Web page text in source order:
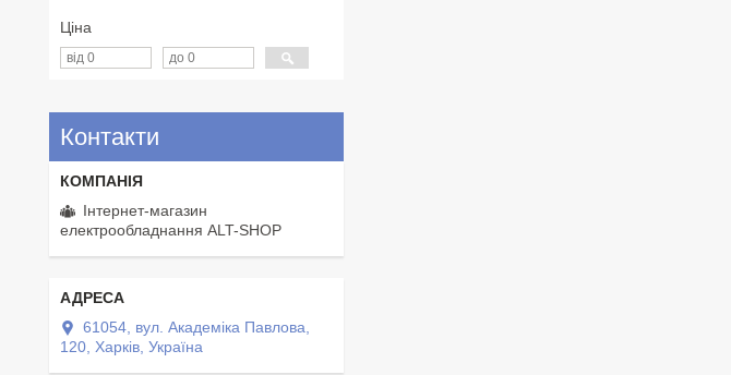
Ціна
Контакти
Інтернет-магазин
електрообладнання ALT-SHOP
61054, вул. Академіка Павлова,
120, Харків, Україна